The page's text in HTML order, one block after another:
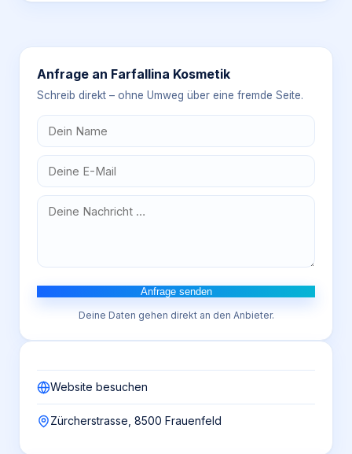
Anfrage an Farfallina Kosmetik
Schreib direkt – ohne Umweg über eine fremde Seite.
Anfrage senden
Deine Daten gehen direkt an den Anbieter.
Website besuchen
Zürcherstrasse, 8500 Frauenfeld